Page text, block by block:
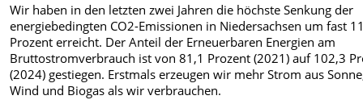
Wir haben in den letzten zwei Jahren die höchste Senkung der
energiebedingten CO2-Emissionen in Niedersachsen um fast
Prozent erreicht. Der Anteil der Erneuerbaren Energien am
Bruttostromverbrauch ist von 81,1 Prozent (2021) auf 102,3
(2024) gestiegen. Erstmals erzeugen wir mehr Strom aus
Wind und Biogas als wir verbrauchen.